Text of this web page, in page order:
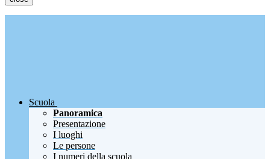
Scuola
Panoramica
Presentazione
I luoghi
Le persone
I numeri della scuola